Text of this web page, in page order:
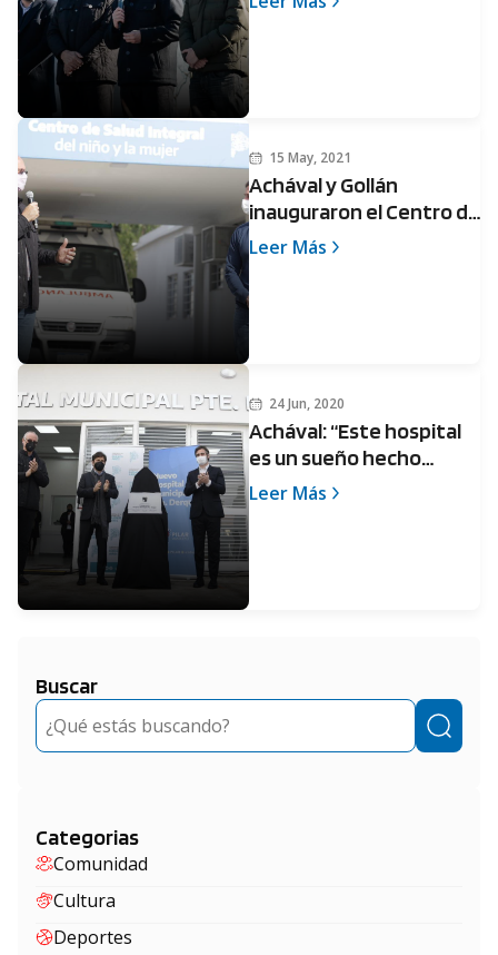
15 May, 2021
Achával y Gollán
inauguraron el Centro de
Salud Integral del Niño y
Leer Más
24 Jun, 2020
Achával: “Este hospital
es un sueño hecho
realidad en Derqui”
Leer Más
Buscar
Buscar
Categorias
Comunidad
Cultura
Deportes